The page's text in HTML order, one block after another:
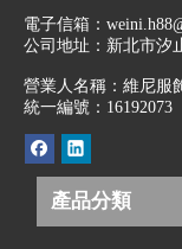
電子信箱：
公司地址： 新北市汐
營業人名稱：維尼服
統一編號：16192073
產品分類